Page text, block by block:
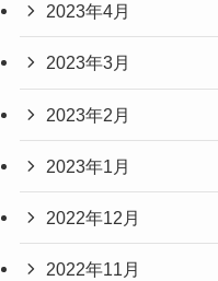
2023年4月
2023年3月
2023年2月
2023年1月
2022年12月
2022年11月